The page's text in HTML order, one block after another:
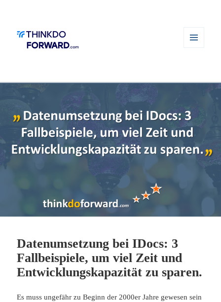
Datenumsetzung bei IDocs: 3
Fallbeispiele, um viel Zeit und
Entwicklungskapazität zu sparen.
Es muss ungefähr zu Beginn der 2000er Jahre gewesen sein